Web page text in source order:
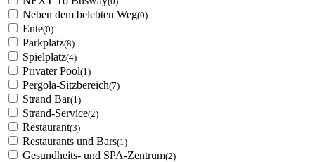
Neben dem belebten Weg(0)
Ente(0)
Parkplatz(8)
Spielplatz(4)
Privater Pool(1)
Pergola-Sitzbereich(7)
Strand Bar(1)
Strand-Service(2)
Restaurant(3)
Restaurants und Bars(1)
Gesundheits- und SPA-Zentrum(2)